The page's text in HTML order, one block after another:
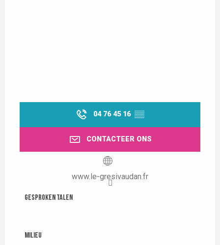
04 76 45 16 ▒▒
CONTACTEER ONS
www.le-gresivaudan.fr
Gesproken talen
Gesproken talen
Milieu
Milieu